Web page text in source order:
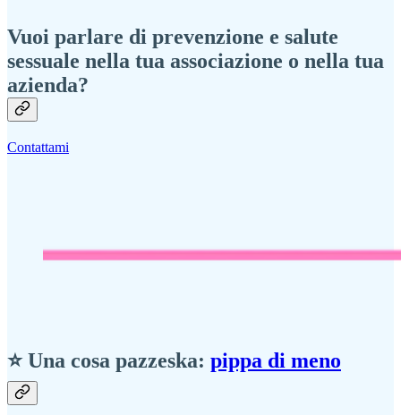
Vuoi parlare di prevenzione e salute
sessuale nella tua associazione o nella tua
azienda?
Contattami
⭐ Una cosa pazzeska: pippa di meno